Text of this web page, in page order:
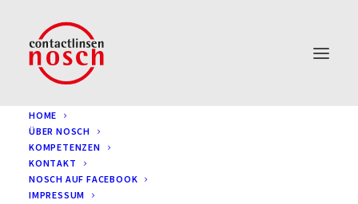
HOME
ÜBER NOSCH
KOMPETENZEN
KONTAKT
NOSCH AUF FACEBOOK
IMPRESSUM